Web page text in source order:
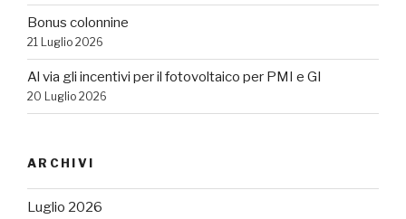
Bonus colonnine
21 Luglio 2026
Al via gli incentivi per il fotovoltaico per PMI e GI
20 Luglio 2026
ARCHIVI
Luglio 2026